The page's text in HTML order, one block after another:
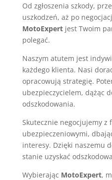
Od zgłoszenia szkody,
uszkodzeń, aż po
MotoExpertjest Twoim
polegać.
Naszym atutem jest
każdego klienta. Nasi
opracowują strategię.
ubezpieczycielem, dążąc
odszkodowania.
Skutecznie negocjujemy z
ubezpieczeniowymi,
interesy. Dzięki naszemu
stanie uzyskać
Wybierając MotoExpert,